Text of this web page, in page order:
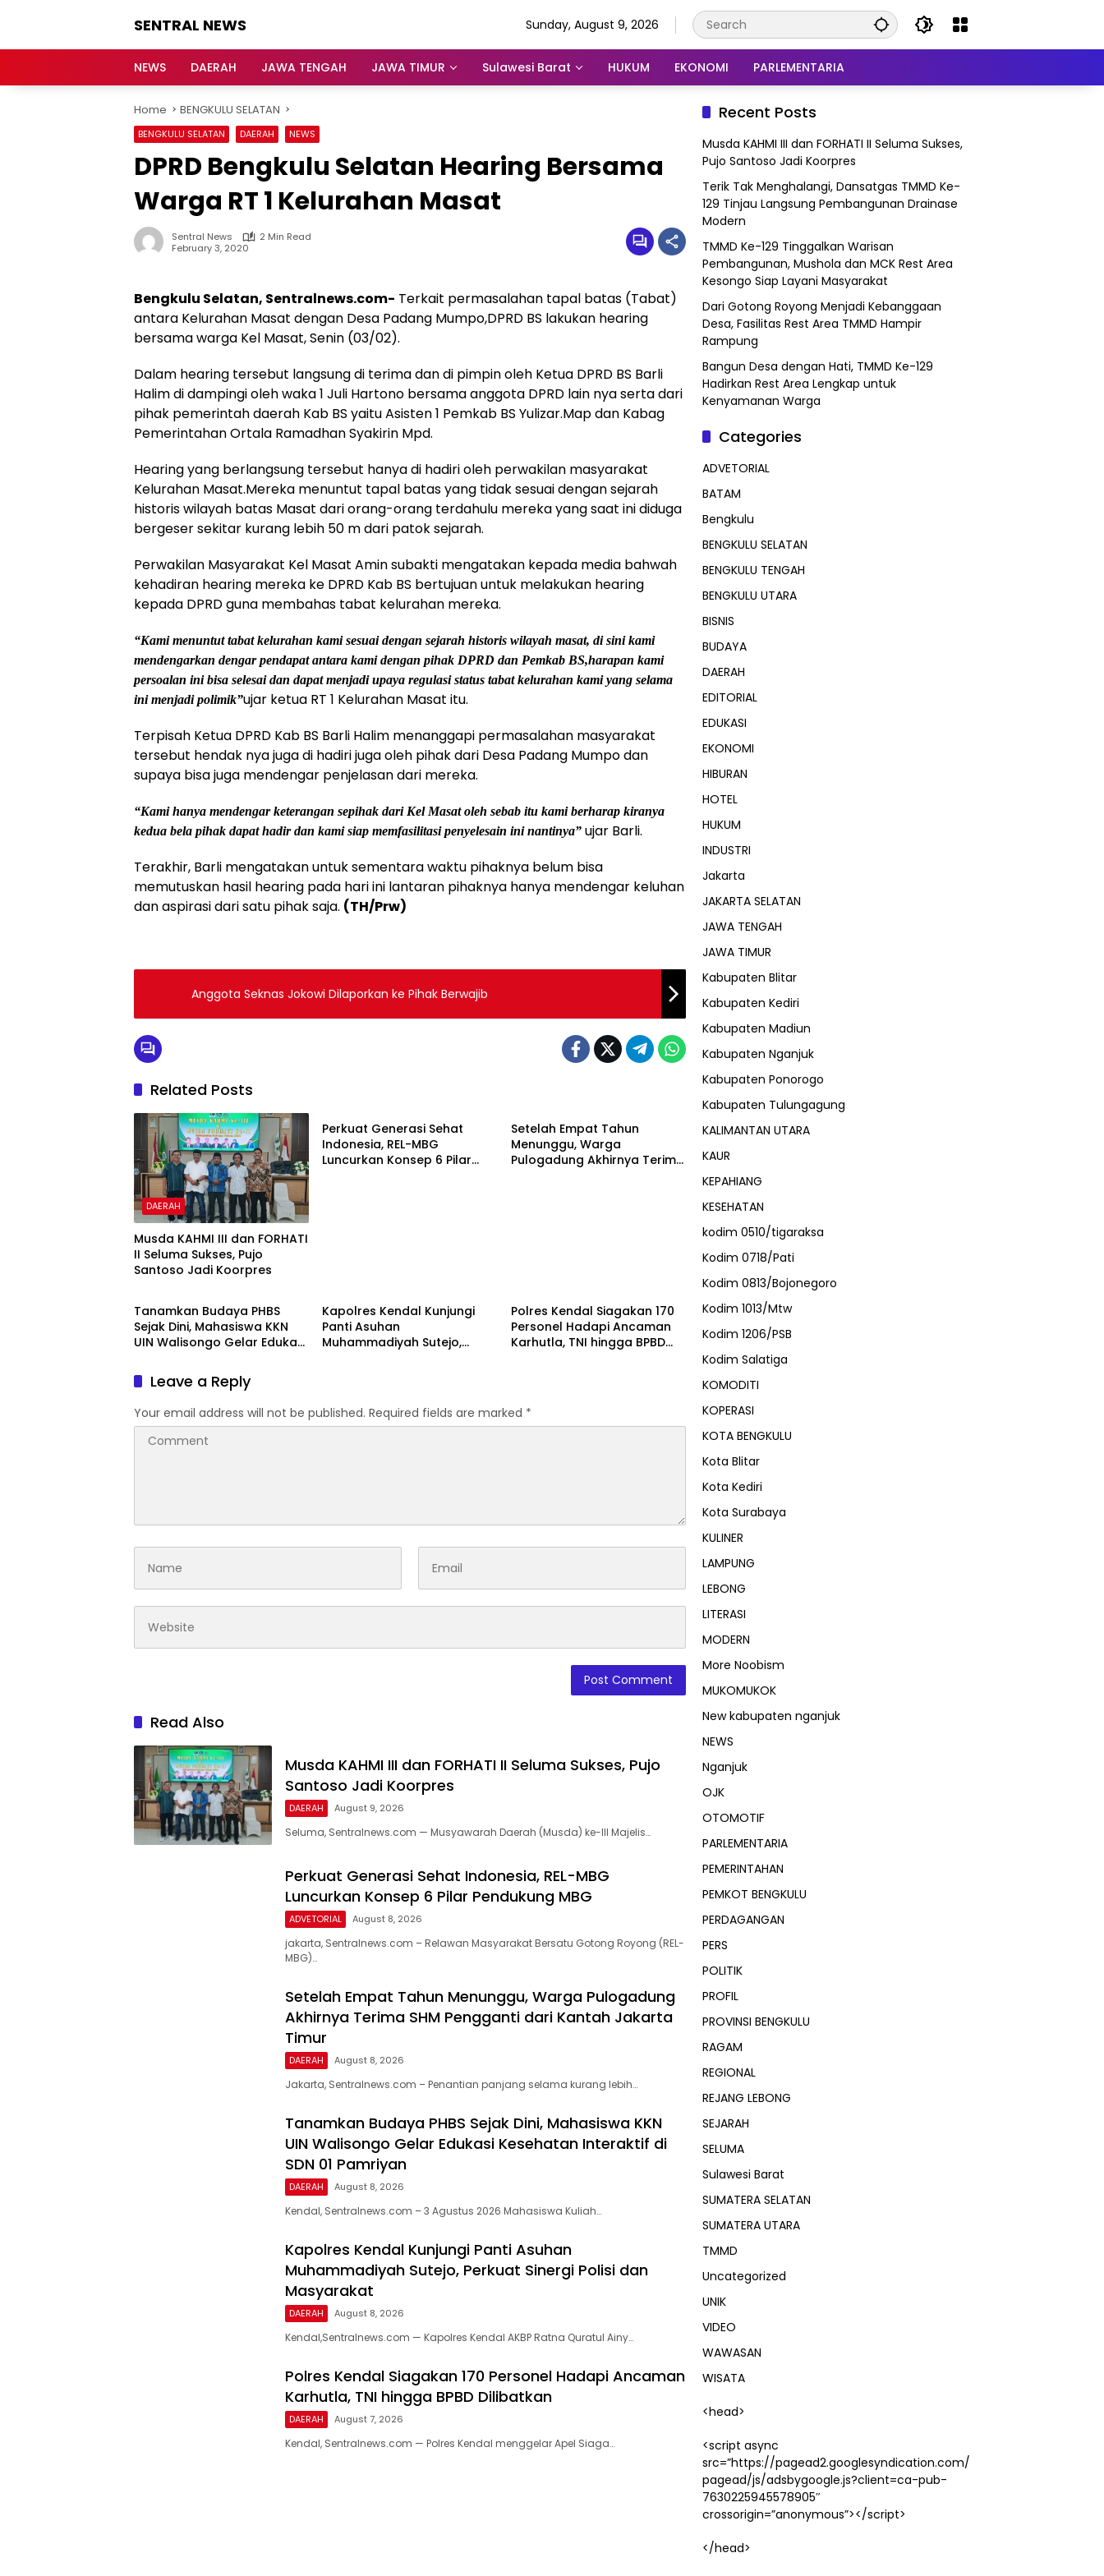
SENTRAL NEWS
NEWS
Sunday, August 9, 2026
NEWS DAERAH JAWA TENGAH JAWA TIMUR Sulawesi Barat HUKUM EKONOMI PARLEMENTARIA
Home BENGKULU SELATAN
BENGKULU SELATAN DAERAH NEWS
DPRD Bengkulu Selatan Hearing Bersama
Warga RT 1 Kelurahan Masat
Sentral News
2 Min Read
February 3, 2020
Bengkulu Selatan, Sentralnews.com- Terkait permasalahan tapal batas (Tabat)
antara Kelurahan Masat dengan Desa Padang Mumpo,DPRD BS lakukan hearing
bersama warga Kel Masat, Senin (03/02).
Dalam hearing tersebut langsung di terima dan di pimpin oleh Ketua DPRD BS Barli
Halim di dampingi oleh waka 1 Juli Hartono bersama anggota DPRD lain nya serta dari
pihak pemerintah daerah Kab BS yaitu Asisten 1 Pemkab BS Yulizar.Map dan Kabag
Pemerintahan Ortala Ramadhan Syakirin Mpd.
Hearing yang berlangsung tersebut hanya di hadiri oleh perwakilan masyarakat
Kelurahan Masat.Mereka menuntut tapal batas yang tidak sesuai dengan sejarah
historis wilayah batas Masat dari orang-orang terdahulu mereka yang saat ini diduga
bergeser sekitar kurang lebih 50 m dari patok sejarah.
Perwakilan Masyarakat Kel Masat Amin subakti mengatakan kepada media bahwah
kehadiran hearing mereka ke DPRD Kab BS bertujuan untuk melakukan hearing
kepada DPRD guna membahas tabat kelurahan mereka.
“Kami menuntut tabat kelurahan kami sesuai dengan sejarah historis wilayah masat, di sini kami
mendengarkan dengar pendapat antara kami dengan pihak DPRD dan Pemkab BS,harapan kami
persoalan ini bisa selesai dan dapat menjadi upaya regulasi status tabat kelurahan kami yang selama
ini menjadi polimik”ujar ketua RT 1 Kelurahan Masat itu.
Terpisah Ketua DPRD Kab BS Barli Halim menanggapi permasalahan masyarakat
tersebut hendak nya juga di hadiri juga oleh pihak dari Desa Padang Mumpo dan
supaya bisa juga mendengar penjelasan dari mereka.
“Kami hanya mendengar keterangan sepihak dari Kel Masat oleh sebab itu kami berharap kiranya
kedua bela pihak dapat hadir dan kami siap memfasilitasi penyelesain ini nantinya” ujar Barli.
Terakhir, Barli mengatakan untuk sementara waktu pihaknya belum bisa
memutuskan hasil hearing pada hari ini lantaran pihaknya hanya mendengar keluhan
dan aspirasi dari satu pihak saja. (TH/Prw)
Anggota Seknas Jokowi Dilaporkan ke Pihak Berwajib
Related Posts
DAERAH
Musda KAHMI III dan FORHATI
II Seluma Sukses, Pujo
Santoso Jadi Koorpres
Perkuat Generasi Sehat
Indonesia, REL-MBG
Luncurkan Konsep 6 Pilar
Setelah Empat Tahun
Menunggu, Warga
Pulogadung Akhirnya Terima
DAERAH
Tanamkan Budaya PHBS
Sejak Dini, Mahasiswa KKN
UIN Walisongo Gelar Edukasi
01 Pamriyan
Kapolres Kendal Kunjungi
Panti Asuhan
Muhammadiyah Sutejo,
Polres Kendal Siagakan 170
Personel Hadapi Ancaman
Karhutla, TNI hingga BPBD
Leave a Reply
Your email address will not be published. Required fields are marked *
Read Also
Musda KAHMI III dan FORHATI II Seluma Sukses, Pujo
Santoso Jadi Koorpres
DAERAH August 9, 2026
Seluma, Sentralnews.com — Musyawarah Daerah (Musda) ke-III Majelis…
Perkuat Generasi Sehat Indonesia, REL-MBG
Luncurkan Konsep 6 Pilar Pendukung MBG
ADVETORIAL August 8, 2026
‎jakarta, Sentralnews.com – Relawan Masyarakat Bersatu Gotong Royong (REL-
MBG)…
Setelah Empat Tahun Menunggu, Warga Pulogadung
Akhirnya Terima SHM Pengganti dari Kantah Jakarta
Timur
DAERAH August 8, 2026
Jakarta, Sentralnews.com – Penantian panjang selama kurang lebih…
Tanamkan Budaya PHBS Sejak Dini, Mahasiswa KKN
UIN Walisongo Gelar Edukasi Kesehatan Interaktif di
SDN 01 Pamriyan
DAERAH August 8, 2026
​Kendal, Sentralnews.com – 3 Agustus 2026 Mahasiswa Kuliah…
Kapolres Kendal Kunjungi Panti Asuhan
Muhammadiyah Sutejo, Perkuat Sinergi Polisi dan
Masyarakat
DAERAH August 8, 2026
Kendal,Sentralnews.com — Kapolres Kendal AKBP Ratna Quratul Ainy…
Polres Kendal Siagakan 170 Personel Hadapi Ancaman
Karhutla, TNI hingga BPBD Dilibatkan
DAERAH August 7, 2026
Kendal, Sentralnews.com — Polres Kendal menggelar Apel Siaga…
Recent Posts
Musda KAHMI III dan FORHATI II Seluma Sukses,
Pujo Santoso Jadi Koorpres
Terik Tak Menghalangi, Dansatgas TMMD Ke-
129 Tinjau Langsung Pembangunan Drainase
Modern
TMMD Ke-129 Tinggalkan Warisan
Pembangunan, Mushola dan MCK Rest Area
Kesongo Siap Layani Masyarakat
Dari Gotong Royong Menjadi Kebanggaan
Desa, Fasilitas Rest Area TMMD Hampir
Rampung
Bangun Desa dengan Hati, TMMD Ke-129
Hadirkan Rest Area Lengkap untuk
Kenyamanan Warga
Categories
ADVETORIAL
BATAM
Bengkulu
BENGKULU SELATAN
BENGKULU TENGAH
BENGKULU UTARA
BISNIS
BUDAYA
DAERAH
EDITORIAL
EDUKASI
EKONOMI
HIBURAN
HOTEL
HUKUM
INDUSTRI
Jakarta
JAKARTA SELATAN
JAWA TENGAH
JAWA TIMUR
Kabupaten Blitar
Kabupaten Kediri
Kabupaten Madiun
Kabupaten Nganjuk
Kabupaten Ponorogo
Kabupaten Tulungagung
KALIMANTAN UTARA
KAUR
KEPAHIANG
KESEHATAN
kodim 0510/tigaraksa
Kodim 0718/Pati
Kodim 0813/Bojonegoro
Kodim 1013/Mtw
Kodim 1206/PSB
Kodim Salatiga
KOMODITI
KOPERASI
KOTA BENGKULU
Kota Blitar
Kota Kediri
Kota Surabaya
KULINER
LAMPUNG
LEBONG
LITERASI
MODERN
More Noobism
MUKOMUKOK
New kabupaten nganjuk
NEWS
Nganjuk
OJK
OTOMOTIF
PARLEMENTARIA
PEMERINTAHAN
PEMKOT BENGKULU
PERDAGANGAN
PERS
POLITIK
PROFIL
PROVINSI BENGKULU
RAGAM
REGIONAL
REJANG LEBONG
SEJARAH
SELUMA
Sulawesi Barat
SUMATERA SELATAN
SUMATERA UTARA
TMMD
Uncategorized
UNIK
VIDEO
WAWASAN
WISATA
<head>
<script async
src=”https://pagead2.googlesyndication.com/
pagead/js/adsbygoogle.js?client=ca-pub-
7630225945578905″
crossorigin=”anonymous”></script>
</head>